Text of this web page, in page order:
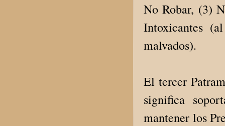
No Robar, (3)
Intoxicantes
malvados).
El tercer
significa
mantener los